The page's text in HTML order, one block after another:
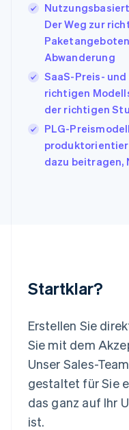
Der Weg zur
Abwanderung
SaaS-Preis-
richtigen
der richtigen
PLG-
dazu beitragen,
Startklar?
Erstellen Sie
Sie mit dem
Unser Sales-
gestaltet für Sie
das ganz auf Ihr
ist.
English
Italien
ItalianoEnglish
Japan
Kanada
EnglishFrançais
Kroatien
English Italiano
Lettland
English
Liechtenstein
English
Español English
Neuseeland
English
Niederlande
Norwegen
English